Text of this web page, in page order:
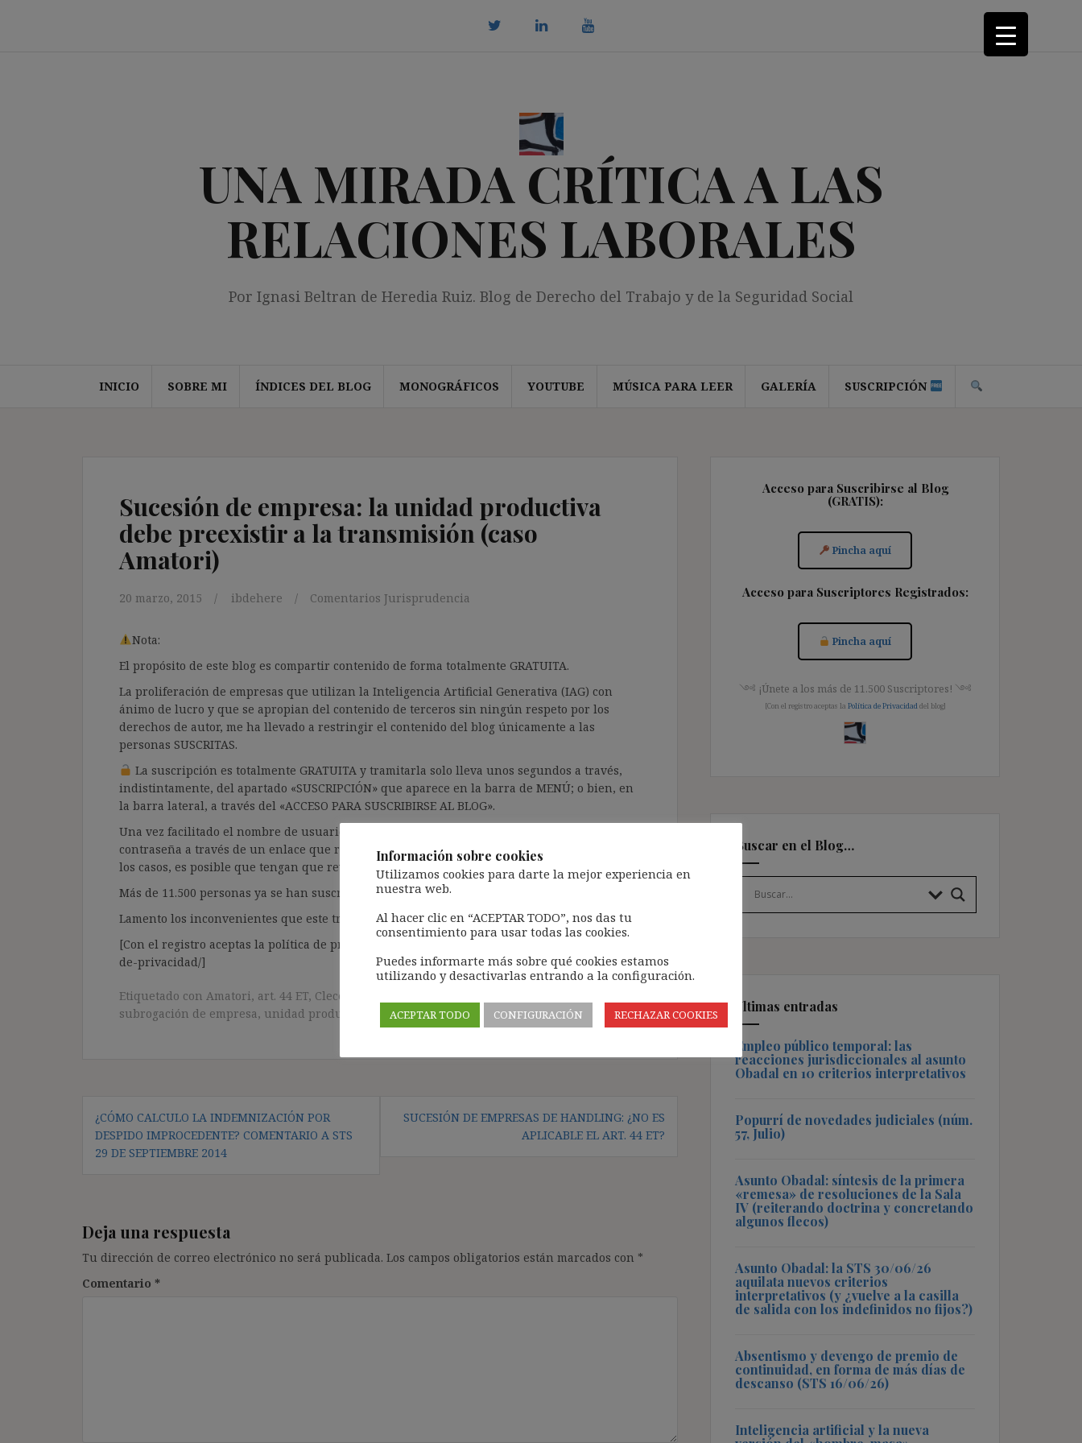
UNA MIRADA CRÍTICA A LAS
RELACIONES LABORALES
Por Ignasi Beltran de Heredia Ruiz. Blog de Derecho del Trabajo y de la Seguridad Social
INICIO SOBRE MI ÍNDICES DEL BLOG MONOGRÁFICOS YOUTUBE MÚSICA PARA LEER GALERÍA SUSCRIPCIÓN
Sucesión de empresa: la unidad productiva
debe preexistir a la transmisión (caso
Amatori)
20 marzo, 2015 ibdehere Comentarios Jurisprudencia
Nota:
El propósito de este blog es compartir contenido de forma totalmente GRATUITA.
La proliferación de empresas que utilizan la Inteligencia Artificial Generativa (IAG) con
ánimo de lucro y que se apropian del contenido de terceros sin ningún respeto por los
derechos de autor, me ha llevado a restringir el contenido del blog únicamente a las
personas SUSCRITAS.
La suscripción es totalmente GRATUITA y tramitarla solo lleva unos segundos a través,
indistintamente, del apartado «SUSCRIPCIÓN» que aparece en la barra de MENÚ; o bien, en
la barra lateral, a través del «ACCESO PARA SUSCRIBIRSE AL BLOG».
Una vez facilitado el nombre de usuario y el correo electrónico, deberán verificar la
contraseña a través de un enlace que recibirán en el correo electrónico registrado (según
los casos, es posible que tengan que revisar la bandeja de «Spam»).
Más de 11.500 personas ya se han suscrito.
Lamento los inconvenientes que este trámite pueda causar.
[Con el registro aceptas la política de privacidad del blog: https://ignasibeltran.com/politica-
de-privacidad/]
Etiquetado con Amatori, art. 44 ET, Clece
subrogación de empresa, unidad productiva autónoma
Navegación
de
entradas
¿CÓMO CALCULO LA INDEMNIZACIÓN POR
DESPIDO IMPROCEDENTE? COMENTARIO A STS
29 DE SEPTIEMBRE 2014
SUCESIÓN DE EMPRESAS DE HANDLING: ¿NO ES
APLICABLE EL ART. 44 ET?
Deja una respuesta
Tu dirección de correo electrónico no será publicada. Los campos obligatorios están marcados con *
Comentario *
Acceso para Suscribirse al Blog
(GRATIS):
Pincha aquí
Acceso para Suscriptores Registrados:
Pincha aquí
༺ ¡Únete a los más de 11.500 Suscriptores! ༺
[Con el registro aceptas la Política de Privacidad del blog]
Buscar en el Blog…
Últimas entradas
Empleo público temporal: las
reacciones jurisdiccionales al asunto
Obadal en 10 criterios interpretativos
Popurrí de novedades judiciales (núm.
57, Julio)
Asunto Obadal: síntesis de la primera
«remesa» de resoluciones de la Sala
IV (reiterando doctrina y concretando
algunos flecos)
Asunto Obadal: la STS 30/06/26
aquilata nuevos criterios
interpretativos (y ¿vuelve a la casilla
de salida con los indefinidos no fijos?)
Absentismo y devengo de premio de
continuidad, en forma de más días de
descanso (STS 16/06/26)
Inteligencia artificial y la nueva
Información sobre cookies
Utilizamos cookies para darte la mejor experiencia en
nuestra web.
Al hacer clic en “ACEPTAR TODO”, nos das tu
consentimiento para usar todas las cookies.
Puedes informarte más sobre qué cookies estamos
utilizando y desactivarlas entrando a la configuración.
ACEPTAR TODO CONFIGURACIÓN RECHAZAR COOKIES